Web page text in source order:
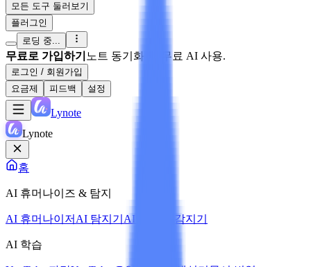
모든 도구 둘러보기
플러그인
로딩 중...
무료로 가입하기 노트 동기화 및 무료 AI 사용.
로그인 / 회원가입
요금제
피드백 설정
Lynote
Lynote
홈
AI 휴머나이즈 & 탐지
AI 휴머나이저 AI 탐지기 AI 이미지 감지기
AI 학습